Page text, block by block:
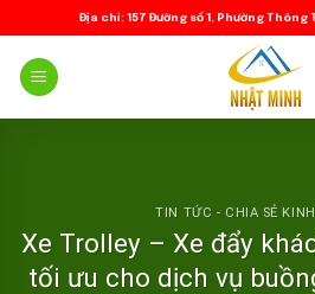
to
content
Địa chỉ: 157 Đường số 1, Phường Thông
TIN TỨC - CHIA SẺ
Xe Trolley – Xe đẩy
tối ưu cho dịch vụ